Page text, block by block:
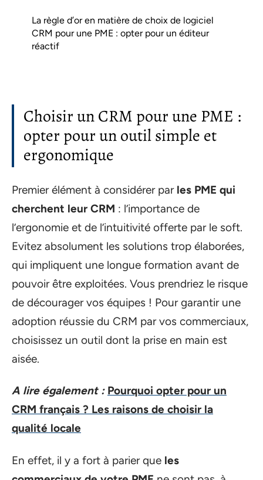
La règle d’or en matière de choix de logiciel
CRM pour une PME : opter pour un éditeur
réactif
Choisir un CRM pour une PME :
opter pour un outil simple et
ergonomique
Premier élément à considérer par les PME qui
cherchent leur CRM : l’importance de
l’ergonomie et de l’intuitivité offerte par le soft.
Evitez absolument les solutions trop élaborées,
qui impliquent une longue formation avant de
pouvoir être exploitées. Vous prendriez le risque
de décourager vos équipes ! Pour garantir une
adoption réussie du CRM par vos commerciaux,
choisissez un outil dont la prise en main est
aisée.
A lire également : Pourquoi opter pour un
CRM français ? Les raisons de choisir la
qualité locale
En effet, il y a fort à parier que les